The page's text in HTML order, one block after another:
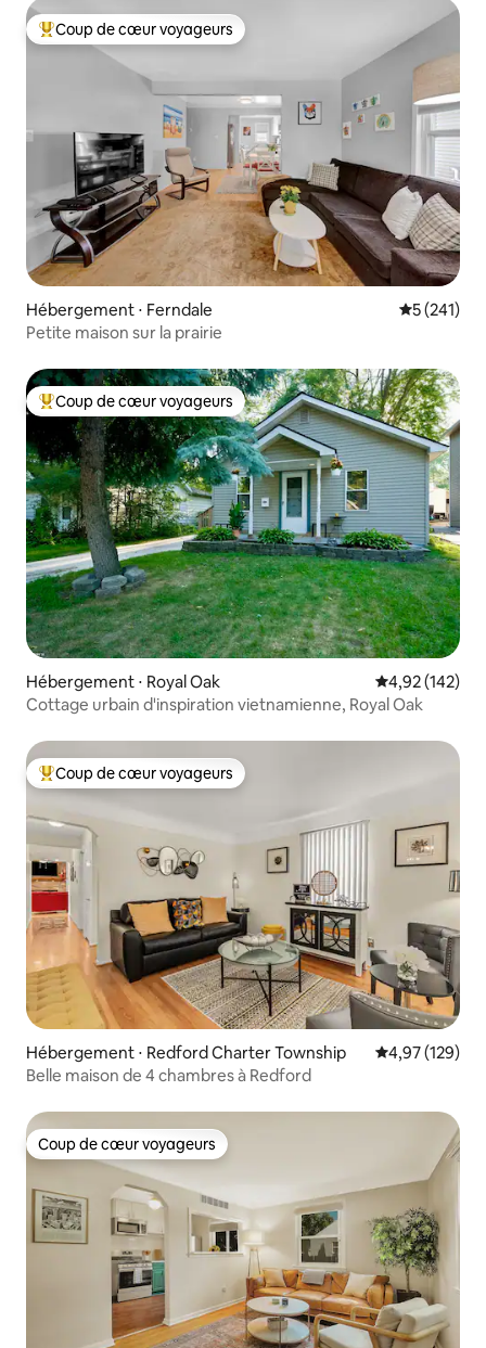
Coups de cœur voyageurs les plus appréciés
Coup de cœur voyageurs
Hébergement ⋅ Ferndale Évaluation
5 (241)
Petite maison sur la prairie
Coups de cœur voyageurs les plus appréciés
Coup de cœur voyageurs
Hébergement ⋅ Royal Oak Évaluation
4,92 (142)
Cottage urbain d'inspiration vietnamienne, Royal Oak
Coups de cœur voyageurs les plus appréciés
Coup de cœur voyageurs
Hébergement ⋅ Redford Charter Township Évaluation
4,97 (129)
Belle maison de 4 chambres à Redford
Coup de cœur voyageurs
Coup de cœur voyageurs